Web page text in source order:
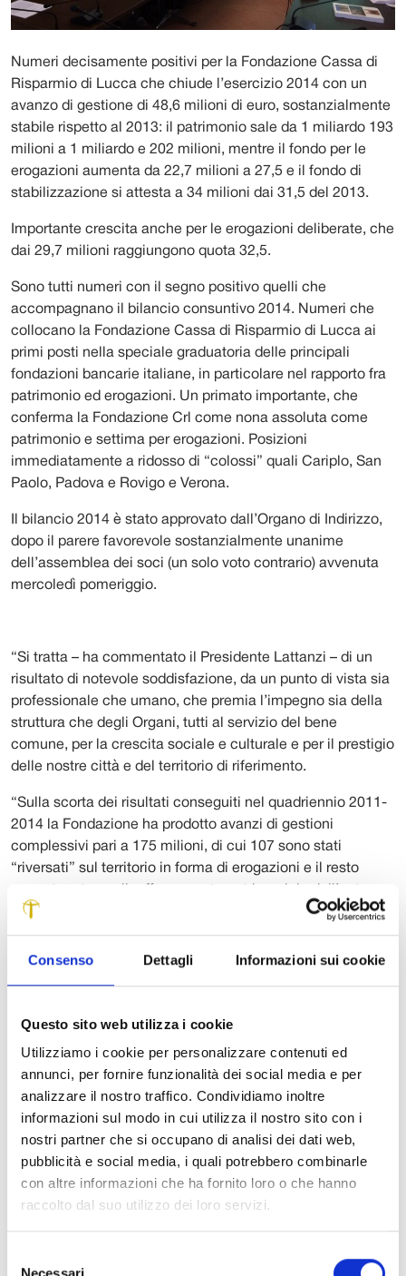
Consenso Dettagli Informazioni sui cookie
Questo sito web utilizza i cookie
Utilizziamo i cookie per personalizzare contenuti ed
annunci, per fornire funzionalità dei social media e per
analizzare il nostro traffico. Condividiamo inoltre
informazioni sul modo in cui utilizza il nostro sito con i
nostri partner che si occupano di analisi dei dati web,
pubblicità e social media, i quali potrebbero combinarle
con altre informazioni che ha fornito loro o che hanno
raccolto dal suo utilizzo dei loro servizi.
Necessari
Numeri decisamente positivi per la Fondazione Cassa di
Risparmio di Lucca che chiude l’esercizio 2014 con un
avanzo di gestione di 48,6 milioni di euro, sostanzialmente
stabile rispetto al 2013: il patrimonio sale da 1 miliardo 193
milioni a 1 miliardo e 202 milioni, mentre il fondo per le
erogazioni aumenta da 22,7 milioni a 27,5 e il fondo di
stabilizzazione si attesta a 34 milioni dai 31,5 del 2013.
Importante crescita anche per le erogazioni deliberate, che
dai 29,7 milioni raggiungono quota 32,5.
Sono tutti numeri con il segno positivo quelli che
accompagnano il bilancio consuntivo 2014. Numeri che
collocano la Fondazione Cassa di Risparmio di Lucca ai
primi posti nella speciale graduatoria delle principali
fondazioni bancarie italiane, in particolare nel rapporto fra
patrimonio ed erogazioni. Un primato importante, che
conferma la Fondazione Crl come nona assoluta come
patrimonio e settima per erogazioni. Posizioni
immediatamente a ridosso di “colossi” quali Cariplo, San
Paolo, Padova e Rovigo e Verona.
Il bilancio 2014 è stato approvato dall’Organo di Indirizzo,
dopo il parere favorevole sostanzialmente unanime
dell’assemblea dei soci (un solo voto contrario) avvenuta
mercoledì pomeriggio.
“Si tratta – ha commentato il Presidente Lattanzi – di un
risultato di notevole soddisfazione, da un punto di vista sia
professionale che umano, che premia l’impegno sia della
struttura che degli Organi, tutti al servizio del bene
comune, per la crescita sociale e culturale e per il prestigio
delle nostre città e del territorio di riferimento.
“Sulla scorta dei risultati conseguiti nel quadriennio 2011-
2014 la Fondazione ha prodotto avanzi di gestioni
complessivi pari a 175 milioni, di cui 107 sono stati
“riversati” sul territorio in forma di erogazioni e il resto
per consentire di conoscere l’entità dei contributi in
anticipo rispetto al passato, col vantaggio di avere la
certezza dei fondi disponibili.
e diversificata che ha trovato la sua sintesi ottimale negli ambiti
strategici verso cui la Fondazione ha prevalentemente orientato le
proprie risorse: lascuola , intendendo con essa anche l’istruzione
alta formazione , ibeni culturalie il welfare.
“Quello del sostegno al sistema scolastico provinciale è
dunque uno dei punti qualificanti dell’azione svolta dalla
Fondazione. Il 2014 ha visto il consolidarsi della presenza
Opera che ha riconsegnato alla zona est della città un